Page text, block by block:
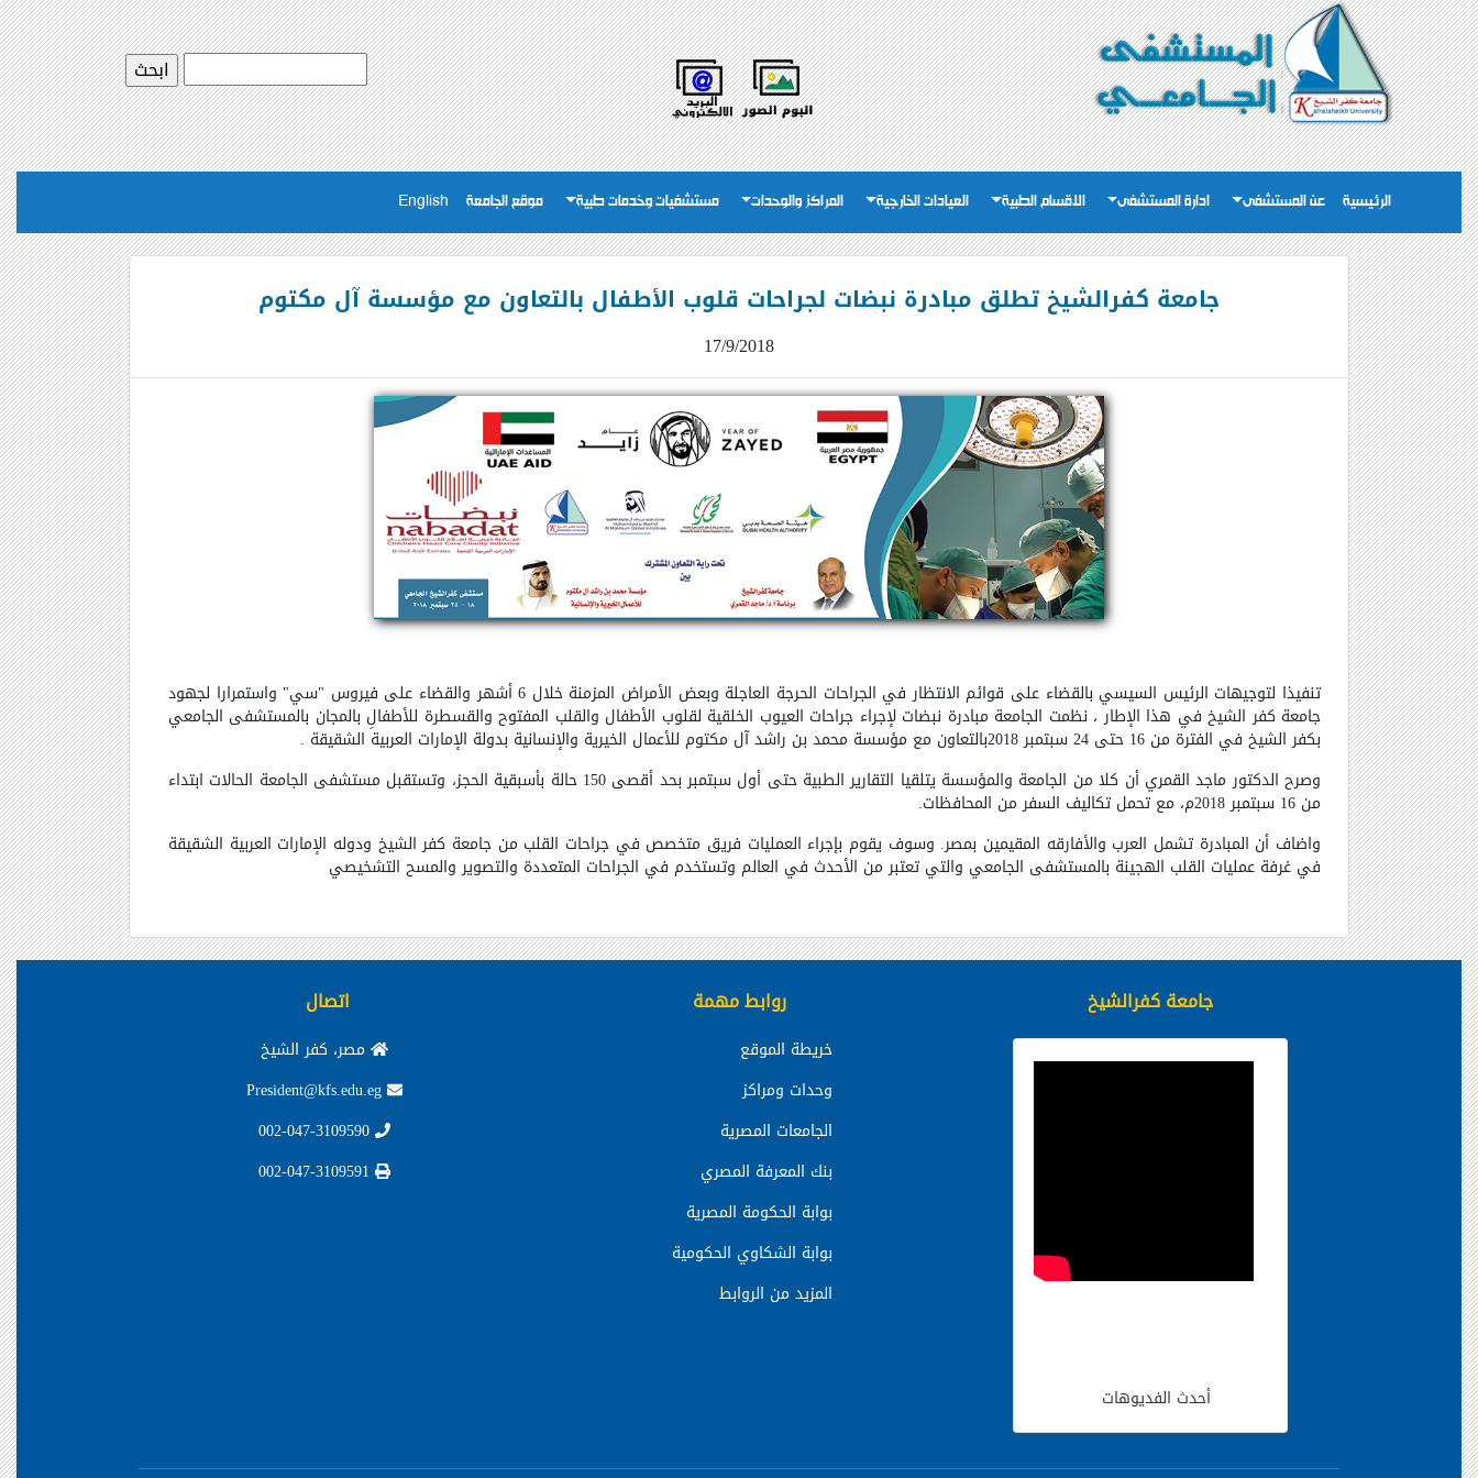
الرئيسية عن المستشفى ادارة المستشفى الاقسام الطبية العيادات الخارجية المراكز والوحدات مستشفيات وخدمات طبية موقع الجامعة English
جامعة كفرالشيخ تطلق مبادرة نبضات لجراحات قلوب الأطفال بالتعاون مع مؤسسة آل مكتوم
17/9/2018
تنفيذا لتوجيهات الرئيس السيسي بالقضاء على قوائم الانتظار في الجراحات الحرجة العاجلة وبعض الأمراض المزمنة خلال 6 أشهر والقضاء على فيروس "سي" واستمرارا لجهود
جامعة كفر الشيخ في هذا الإطار ، نظمت الجامعة مبادرة نبضات لإجراء جراحات العيوب الخلقية لقلوب الأطفال والقلب المفتوح والقسطرة للأطفالِ بالمجان بالمستشفى الجامعي
بكفر الشيخ في الفترة من 16 حتى 24 سبتمبر 2018بالتعاون مع مؤسسة محمد بن راشد آل مكتوم للأعمال الخيرية والإنسانية بدولة الإمارات العربية الشقيقة .
وصرح الدكتور ماجد القمري أن كلا من الجامعة والمؤسسة يتلقيا التقارير الطبية حتى أول سبتمبر بحد أقصى 150 حالة بأسبقية الحجز، وتستقبل مستشفى الجامعة الحالات ابتداء
من 16 سبتمبر 2018م، مع تحمل تكاليف السفر من المحافظات
.
واضاف أن المبادرة تشمل العرب والأفارقه المقيمين بمصر. وسوف يقوم بإجراء العمليات فريق متخصص في جراحات القلب من جامعة كفر الشيخ ودوله الإمارات العربية الشقيقة
في غرفة عمليات القلب الهجينة بالمستشفى الجامعي والتي تعتبر من الأحدث في العالم وتستخدم في الجراحات المتعددة والتصوير والمسح التشخيصي
جامعة كفرالشيخ
أحدث الفديوهات
روابط مهمة
خريطة الموقع
وحدات ومراكز
الجامعات المصرية
بنك المعرفة المصري
بوابة الحكومة المصرية
بوابة الشكاوي الحكومية
المزيد من الروابط
اتصال
مصر، كفر الشيخ